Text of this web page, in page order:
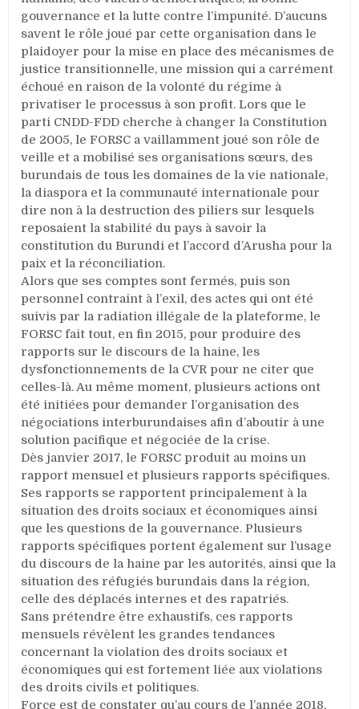
gouvernance et la lutte contre l’impunité. D’aucuns
savent le rôle joué par cette organisation dans le
plaidoyer pour la mise en place des mécanismes de
justice transitionnelle, une mission qui a carrément
échoué en raison de la volonté du régime à
privatiser le processus à son profit. Lors que le
parti CNDD-FDD cherche à changer la Constitution
de 2005, le FORSC a vaillamment joué son rôle de
veille et a mobilisé ses organisations sœurs, des
burundais de tous les domaines de la vie nationale,
la diaspora et la communauté internationale pour
dire non à la destruction des piliers sur lesquels
reposaient la stabilité du pays à savoir la
constitution du Burundi et l’accord d’Arusha pour la
paix et la réconciliation.
Alors que ses comptes sont fermés, puis son
personnel contraint à l’exil, des actes qui ont été
suivis par la radiation illégale de la plateforme, le
FORSC fait tout, en fin 2015, pour produire des
rapports sur le discours de la haine, les
dysfonctionnements de la CVR pour ne citer que
celles-là. Au même moment, plusieurs actions ont
été initiées pour demander l’organisation des
négociations interburundaises afin d’aboutir à une
solution pacifique et négociée de la crise.
Dès janvier 2017, le FORSC produit au moins un
rapport mensuel et plusieurs rapports spécifiques.
Ses rapports se rapportent principalement à la
situation des droits sociaux et économiques ainsi
que les questions de la gouvernance. Plusieurs
rapports spécifiques portent également sur l’usage
du discours de la haine par les autorités, ainsi que la
situation des réfugiés burundais dans la région,
celle des déplacés internes et des rapatriés.
Sans prétendre être exhaustifs, ces rapports
mensuels révèlent les grandes tendances
concernant la violation des droits sociaux et
économiques qui est fortement liée aux violations
des droits civils et politiques.
Force est de constater qu’au cours de l’année 2018,